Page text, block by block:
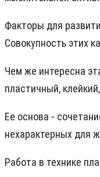
Факторы для
Совокупность этих
Чем же интересна
пластичный,
Ее основа -
нехарактерных для
Работа в технике